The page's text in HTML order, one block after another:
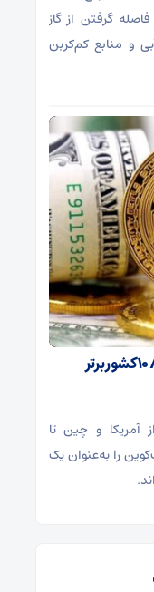
گرفتن از گاز
و منابع کم‌کربن
رقابت پنهان دولت‌ها بر سر بیت‌کوین/ ۱۰ کشور برتر
آمریکا و چین تا
را به‌عنوان یک